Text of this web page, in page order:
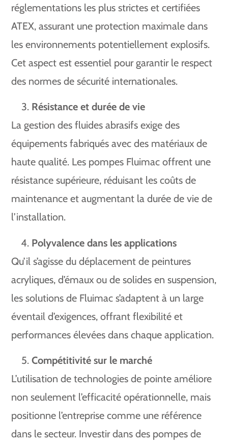
réglementations les plus strictes et certifiées
ATEX, assurant une protection maximale dans
les environnements potentiellement explosifs.
Cet aspect est essentiel pour garantir le respect
des normes de sécurité internationales.
Résistance et durée de vie
La gestion des fluides abrasifs exige des
équipements fabriqués avec des matériaux de
haute qualité. Les pompes Fluimac offrent une
résistance supérieure, réduisant les coûts de
maintenance et augmentant la durée de vie de
l’installation.
Polyvalence dans les applications
Qu’il s’agisse du déplacement de peintures
acryliques, d’émaux ou de solides en suspension,
les solutions de Fluimac s’adaptent à un large
éventail d’exigences, offrant flexibilité et
performances élevées dans chaque application.
Compétitivité sur le marché
L’utilisation de technologies de pointe améliore
non seulement l’efficacité opérationnelle, mais
positionne l’entreprise comme une référence
dans le secteur. Investir dans des pompes de